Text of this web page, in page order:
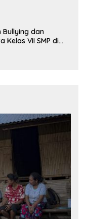
dan
Kelas VII SMP di